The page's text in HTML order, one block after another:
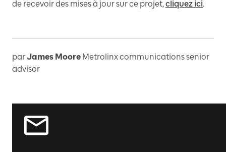
de recevoir des mises à jour sur ce projet,cliquez ici.
parJames Moore Metrolinx communications senior
advisor